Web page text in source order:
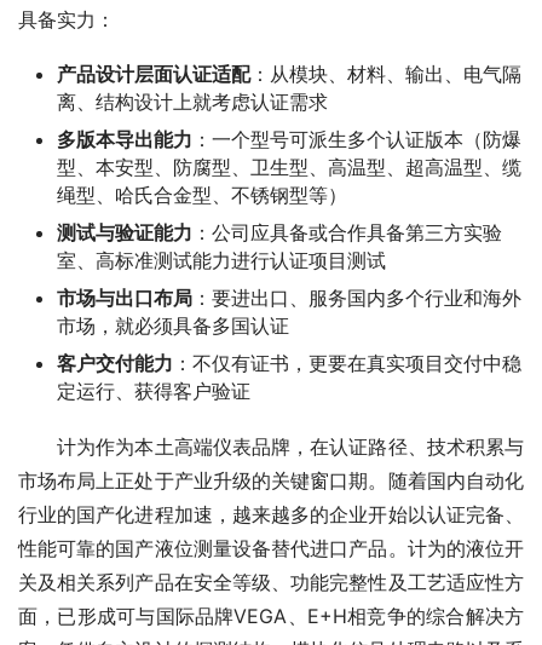
具备实力：
产品设计层面认证适配：从模块、材料、输出、电气隔
离、结构设计上就考虑认证需求
多版本导出能力 ：一个型号可派生多个认证版本（防爆
型、本安型、防腐型、卫生型、高温型、超高温型、缆
绳型、哈氏合金型、不锈钢型等）
测试与验证能力 ：公司应具备或合作具备第三方实验
室、高标准测试能力进行认证项目测试
市场与出口布局 ：要进出口、服务国内多个行业和海外
市场，就必须具备多国认证
客户交付能力 ：不仅有证书，更要在真实项目交付中稳
定运行、获得客户验证
计为作为本土高端仪表品牌，在认证路径、技术积累与
市场布局上正处于产业升级的关键窗口期。随着国内自动化
行业的国产化进程加速，越来越多的企业开始以认证完备、
性能可靠的国产液位测量设备替代进口产品。计为的液位开
关及相关系列产品在安全等级、功能完整性及工艺适应性方
面，已形成可与国际品牌VEGA、E+H相竞争的综合解决方